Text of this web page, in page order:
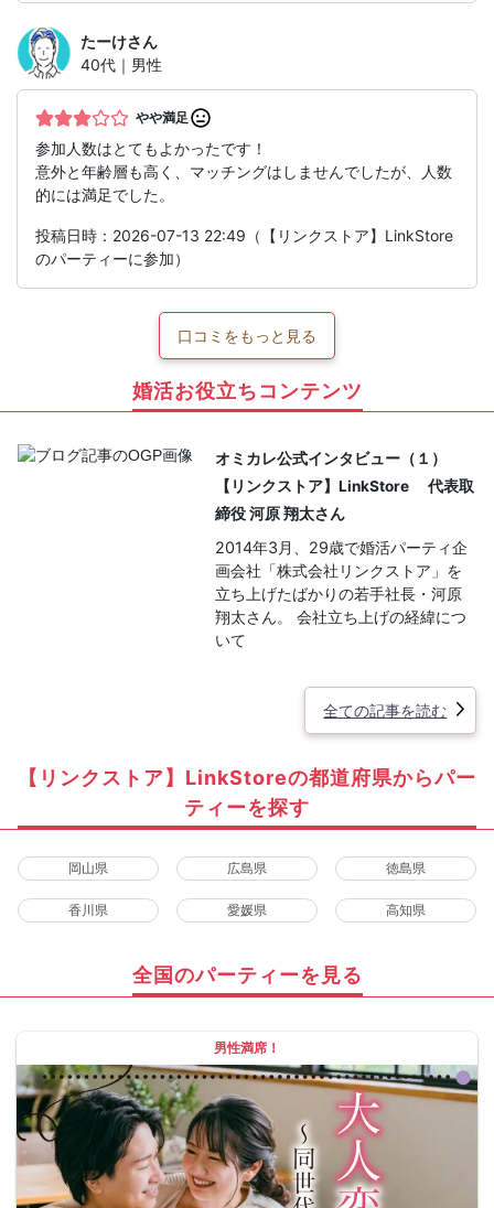
たーけさん
40代｜男性
やや満足
参加人数はとてもよかったです！
意外と年齢層も高く、マッチングはしませんでしたが、人数
的には満足でした。
投稿日時：2026-07-13 22:49（【リンクストア】LinkStore
のパーティーに参加）
口コミをもっと見る
婚活お役立ちコンテンツ
オミカレ公式インタビュー（１）
【リンクストア】LinkStore 代表取
締役 河原 翔太さん
2014年3月、29歳で婚活パーティ企
画会社「株式会社リンクストア」を
立ち上げたばかりの若手社長・河原
翔太さん。 会社立ち上げの経緯につ
いて
全ての記事を読む
【リンクストア】LinkStoreの都道府県からパー
ティーを探す
岡山県 広島県 徳島県
香川県 愛媛県 高知県
全国のパーティーを見る
男性満席！